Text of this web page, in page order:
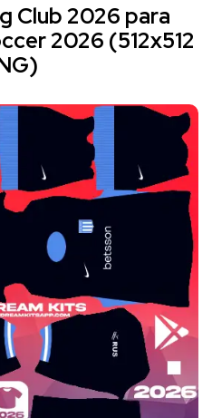
Club 2026 para
2026 (512x512